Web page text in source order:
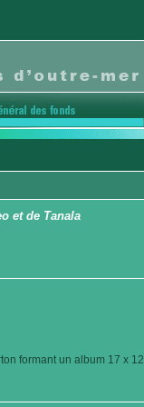
et de Tanala
formant un album 17 x 12